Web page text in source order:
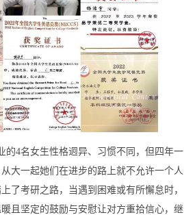
的4名女生性格迥异、习惯不同，但四年一
大一起她们在进步的路上就不允许一个人
了考研之路，当遇到困难或有所懈怠时，
且坚定的鼓励与安慰让对方重拾信心，继